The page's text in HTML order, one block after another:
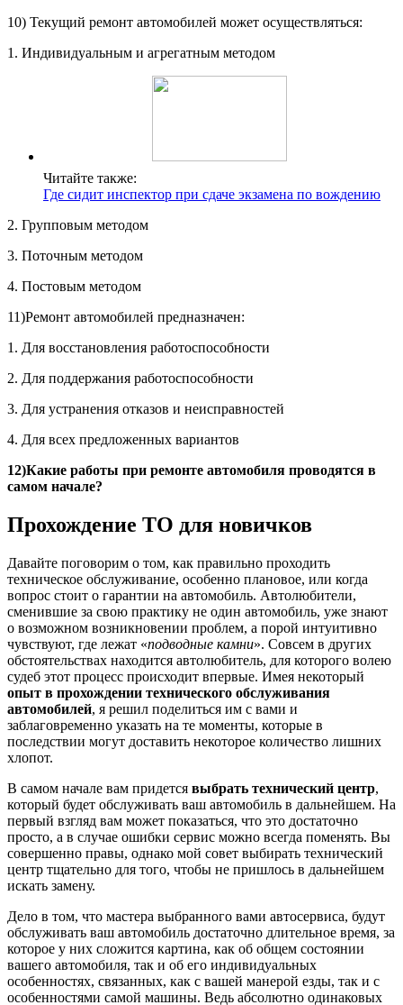
10) Текущий ремонт автомобилей может осуществляться:
1. Индивидуальным и агрегатным методом
Читайте также:
Где сидит инспектор при сдаче экзамена по вождению
2. Групповым методом
3. Поточным методом
4. Постовым методом
11)Ремонт автомобилей предназначен:
1. Для восстановления работоспособности
2. Для поддержания работоспособности
3. Для устранения отказов и неисправностей
4. Для всех предложенных вариантов
12)Какие работы при ремонте автомобиля проводятся в
самом начале?
Прохождение ТО для новичков
Давайте поговорим о том, как правильно проходить
техническое обслуживание, особенно плановое, или когда
вопрос стоит о гарантии на автомобиль. Автолюбители,
сменившие за свою практику не один автомобиль, уже знают
о возможном возникновении проблем, а порой интуитивно
чувствуют, где лежат «подводные камни». Совсем в других
обстоятельствах находится автолюбитель, для которого волею
судеб этот процесс происходит впервые. Имея некоторый
опыт в прохождении технического обслуживания
автомобилей, я решил поделиться им с вами и
заблаговременно указать на те моменты, которые в
последствии могут доставить некоторое количество лишних
хлопот.
В самом начале вам придется выбрать технический центр,
который будет обслуживать ваш автомобиль в дальнейшем. На
первый взгляд вам может показаться, что это достаточно
просто, а в случае ошибки сервис можно всегда поменять. Вы
совершенно правы, однако мой совет выбирать технический
центр тщательно для того, чтобы не пришлось в дальнейшем
искать замену.
Дело в том, что мастера выбранного вами автосервиса, будут
обслуживать ваш автомобиль достаточно длительное время, за
которое у них сложится картина, как об общем состоянии
вашего автомобиля, так и об его индивидуальных
особенностях, связанных, как с вашей манерой езды, так и с
особенностями самой машины. Ведь абсолютно одинаковых